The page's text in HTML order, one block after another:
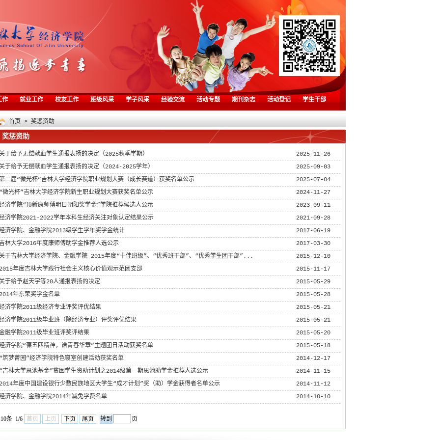
作 就业工作 校友工作 班级风采 学子风采 经验交流 活动专题 期刊杂志 活动登记 学生干部
首页 > 奖惩资助
奖惩资助
2025-11-26
于给予无偿献血学生通报表扬的决定（2025秋季学期）
2025-09-03
于给予无偿献血学生通报表扬的决定（2024-2025学年）
2025-07-04
二届“微光杯”吉林大学经济学院职业规划大赛（成长赛道）获奖名单公示
2024-11-27
微光杯”吉林大学经济学院新生职业规划大赛获奖名单公示
2023-09-11
济学院“顶新康师傅明日朝阳奖学金”学院推荐候选人公示
2021-09-28
济学院2021-2022学年本科生经济关注对象认定结果公示
2017-06-19
济学院、金融学院2013级学生学年奖学金统计
2017-03-30
林大学2016年度康师傅助学金推荐人选公示
2015-12-10
于吉林大学经济学院、金融学院 2015年度“十佳班级”、“优秀班干部”、“优秀学生团干部”...
2015-11-17
年度吉林大学践行社会主义核心价值观示范团支部
2015-05-29
于给予赵天宇等20人通报表扬的决定
2015-05-28
年东荣奖学金名单
2015-05-21
济学院2011级经济专业评奖评优结果
2015-05-21
济学院2011级毕业班（除经济专业）评奖评优结果
2015-05-20
融学院2011级毕业班评奖评结果
2015-05-18
济学院“葆五四精神，谱青春华章”主题团日活动获奖名单
2014-12-17
筑梦菁园”经济学院特色寝室创建活动获奖名单
2014-11-15
吉林大学思池基金”贫困学生资助计划之2014级第一期思池助学金推荐人选公示
2014-11-12
年度中国建设银行少数民族地区大学生“成才计划”奖（助）学金获得者名单公示
2014-10-10
济学院、金融学院2014年减免学费名单
条 1/6 首页 上页 下页 尾页 页